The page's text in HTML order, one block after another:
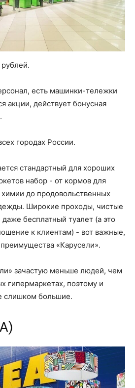
есть машинки-тележки
акции, действует бонусная
городах России.
стандартный для хороших
набор - от кормов для
до продовольственных
Широкие проходы, чистые
бесплатный туалет (а это
к клиентам) - вот важные,
«Карусели».
зачастую меньше людей, чем
гипермаркетах, поэтому и
слишком большие.